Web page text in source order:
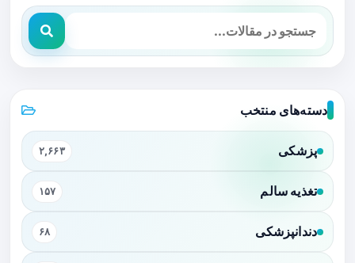
دسته‌های منتخب
پزشکی ۲,۶۶۳
تغذیه سالم ۱۵۷
دندانپزشکی ۶۸